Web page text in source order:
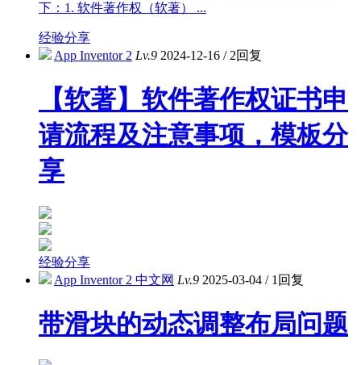
下：1. 软件著作权（软著） ...
经验分享
App Inventor 2 Lv.9 2024-12-16 /2回复
【软著】软件著作权证书申
请流程及注意事项，模板分
享
经验分享
App Inventor 2 中文网 Lv.9 2025-03-04 /1回复
带滑块的动态调整布局问题